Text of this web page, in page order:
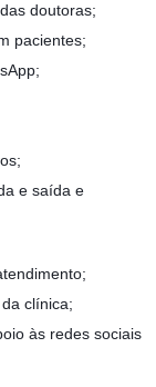
doutoras;
pacientes;
e saída e
clínica;
às redes sociais